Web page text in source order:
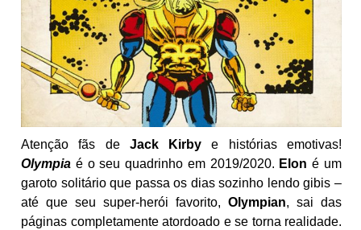
Atenção fãs de Jack Kirby e histórias emotivas!
Olympia é o seu quadrinho em 2019/2020. Elon é um
garoto solitário que passa os dias sozinho lendo gibis –
até que seu super-herói favorito, Olympian, sai das
páginas completamente atordoado e se torna realidade.